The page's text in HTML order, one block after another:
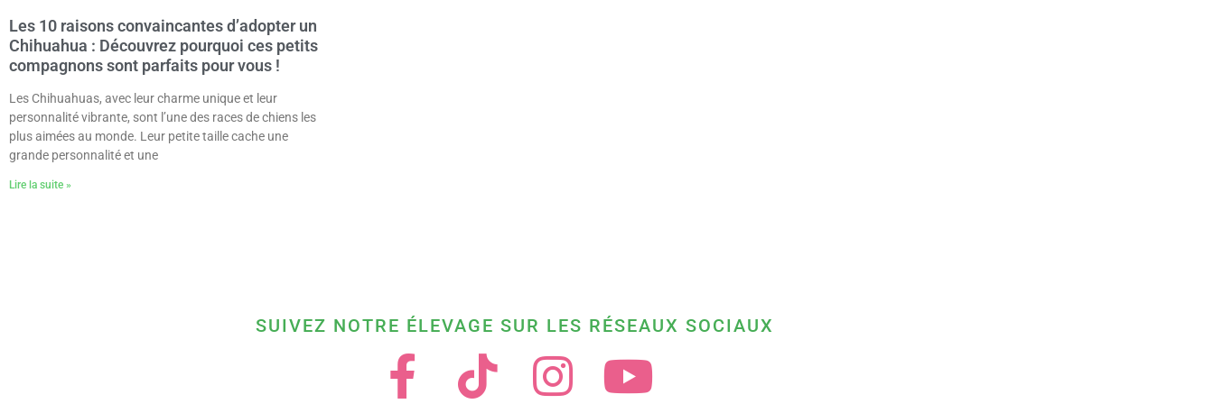
Les 10 raisons convaincantes d’adopter un
Chihuahua : Découvrez pourquoi ces petits
compagnons sont parfaits pour vous !
Les Chihuahuas, avec leur charme unique et leur
personnalité vibrante, sont l’une des races de chiens les
plus aimées au monde. Leur petite taille cache une
grande personnalité et une
Lire la suite »
SUIVEZ NOTRE ÉLEVAGE SUR LES RÉSEAUX SOCIAUX